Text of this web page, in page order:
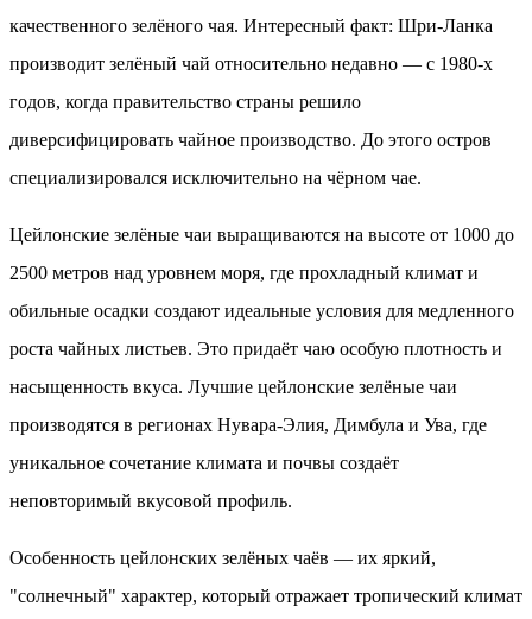
качественного зелёного чая. Интересный факт: Шри-Ланка
производит зелёный чай относительно недавно — с 1980-х
годов, когда правительство страны решило
диверсифицировать чайное производство. До этого остров
специализировался исключительно на чёрном чае.
Цейлонские зелёные чаи выращиваются на высоте от 1000 до
2500 метров над уровнем моря, где прохладный климат и
обильные осадки создают идеальные условия для медленного
роста чайных листьев. Это придаёт чаю особую плотность и
насыщенность вкуса. Лучшие цейлонские зелёные чаи
производятся в регионах Нувара-Элия, Димбула и Ува, где
уникальное сочетание климата и почвы создаёт
неповторимый вкусовой профиль.
Особенность цейлонских зелёных чаёв — их яркий,
"солнечный" характер, который отражает тропический климат